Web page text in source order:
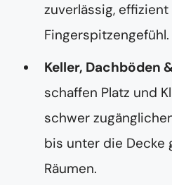
zuverlässig,
Fingerspitzengefühl.
Keller, Dachböden
schaffen Platz und
schwer
bis unter die Decke
Räumen.